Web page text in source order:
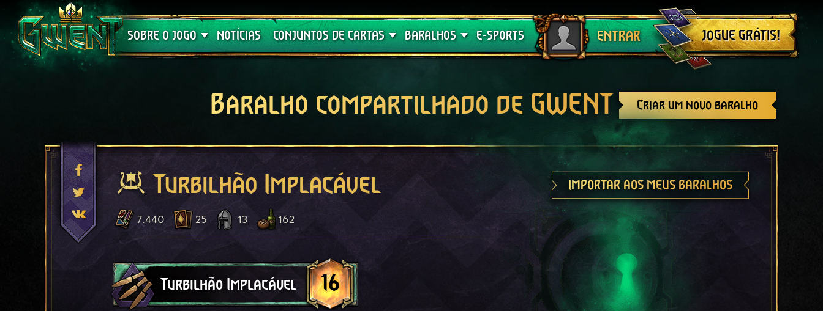
SOBRE O JOGO
Suporte
NOTÍCIAS CONJUNTOS DE CARTAS
Crimson Curse
BARALHOS
Guia de Baralhos
E-SPORTS ENTRAR
Sair
JOGUE GRÁTIS!
Criar um novo baralho
Baralho compartilhado de GWENT
Turbilhão Implacável IMPORTAR AOS MEUS BARALHOS
7.440 25 13 162
Turbilhão Implacável 16